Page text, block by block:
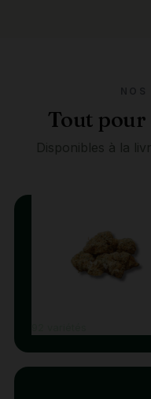
Tout pour
Disponibles à la